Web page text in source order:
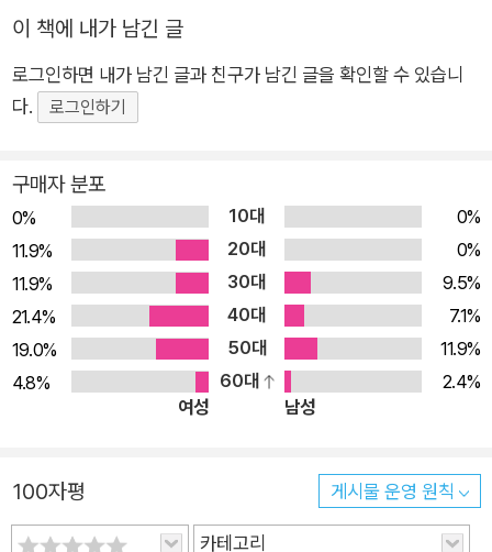
자 3만 3000명 가운데 수상자로 선정되었다(이때 받은 상금 10
0만 달러로 영국 전역의 소외된 지역 학교에 예술가들을 초대하
는 비영리단체 ‘아티스트 인 레지던스’를 설립했고, 2019년에는
교육에 헌신한 공로를 인정받아 대영제국 훈작사(MBE)에 임명
과 이야기를 나눈다. 그중에는 학교에 라디오 방송국을 세운 아르
헨티나의 마르틴 선생님도 있고, 학생들을 마을 재생 프로젝트에
참여시킨 스코틀랜드의 데이비드 교장 선생님도 있다. 또 학교를
호그와트 마법 학교로 바꾼 캐나다의 아르망 선생님, 인도의 작은
마을에서 낡은 축사를 초등학교로 바꾼 라니친 선생님, 이누이트
마을에서 ‘자전거 도둑’ 학생들을 마을의 영웅으로 만들어준 매기
선생님, 중국 최고의 명문 학교에서 학생들을 가르쳤던 시 왕 선
생님도 있다. 이들 세계 최고의 선생님들은 아이들에 관해 어떤
곳의 선생님 한 분, 한 분이 소개될 때마다 구글 검색을 멈출 수
없었다. 살아 숨 쉬려 애를 쓰는 교사의 숨결 그 자체가 삶을 위한
이 책에 내가 남긴 글
로그인하면 내가 남긴 글과 친구가 남긴 글을 확인할 수 있습니
다.
로그인하기
구매자 분포
0% 10대
0%
11.9%
20대
0%
11.9%
30대
9.5%
21.4%
40대
7.1%
19.0%
50대
11.9%
4.8%
60대
2.4%
여성
남성
100자평 게시물 운영 원칙
카테고리